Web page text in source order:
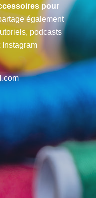
pour
également
podcasts